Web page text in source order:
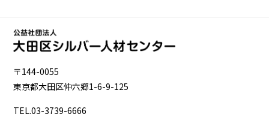
〒144-0055
東京都大田区仲六郷1-6-9-125
TEL.03-3739-6666